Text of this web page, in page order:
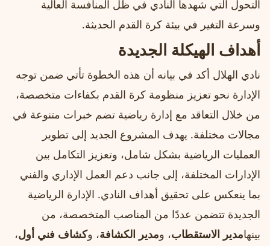
التحول التي شهدها النادي في ظل المنافسة العالية
وسرعة التغير في بيئة كرة القدم الحديثة.
أهداف الهيكلة الجديدة
نادي الهلال أكد في بيانه أن هذه الخطوة تأتي ضمن توجه
الإدارة نحو تعزيز منظومة كرة القدم بكفاءات متخصصة،
من خلال التعاقد مع إدارة رياضية تضم خبرات متنوعة في
مجالات مختلفة. يهدف المشروع الجديد إلى تطوير
العمليات الرياضية بشكل شامل، وتعزيز التكامل بين
الإدارات المختلفة، إلى جانب دعم العمل الإداري والفني
بما ينعكس على تحقيق أهداف النادي. الإدارة الرياضية
الجديدة تتضمن عددًا من المناصب المتخصصة، من
بينهامدير الاستقطاب، ومدير الكشافة، وكشاف فني أول،